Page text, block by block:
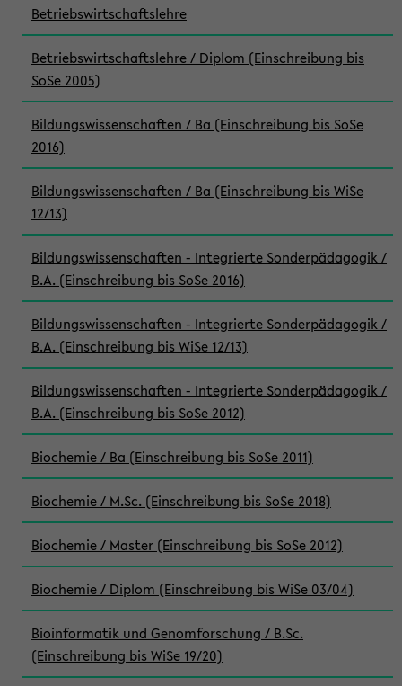
Betriebswirtschaftslehre
Betriebswirtschaftslehre / Diplom (Einschreibung bis
SoSe 2005)
Bildungswissenschaften / Ba (Einschreibung bis SoSe
2016)
Bildungswissenschaften / Ba (Einschreibung bis WiSe
12/13)
Bildungswissenschaften - Integrierte Sonderpädagogik /
B.A. (Einschreibung bis SoSe 2016)
Bildungswissenschaften - Integrierte Sonderpädagogik /
B.A. (Einschreibung bis WiSe 12/13)
Bildungswissenschaften - Integrierte Sonderpädagogik /
B.A. (Einschreibung bis SoSe 2012)
Biochemie / Ba (Einschreibung bis SoSe 2011)
Biochemie / M.Sc. (Einschreibung bis SoSe 2018)
Biochemie / Master (Einschreibung bis SoSe 2012)
Biochemie / Diplom (Einschreibung bis WiSe 03/04)
Bioinformatik und Genomforschung / B.Sc.
(Einschreibung bis WiSe 19/20)